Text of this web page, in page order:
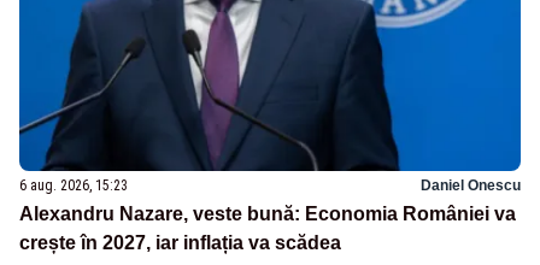
6 aug. 2026, 15:23 Daniel Onescu
Alexandru Nazare, veste bună: Economia României va
crește în 2027, iar inflația va scădea